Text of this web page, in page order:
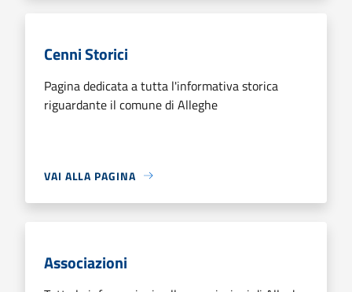
Cenni Storici
Pagina dedicata a tutta l'informativa storica
riguardante il comune di Alleghe
VAI ALLA PAGINA
Associazioni